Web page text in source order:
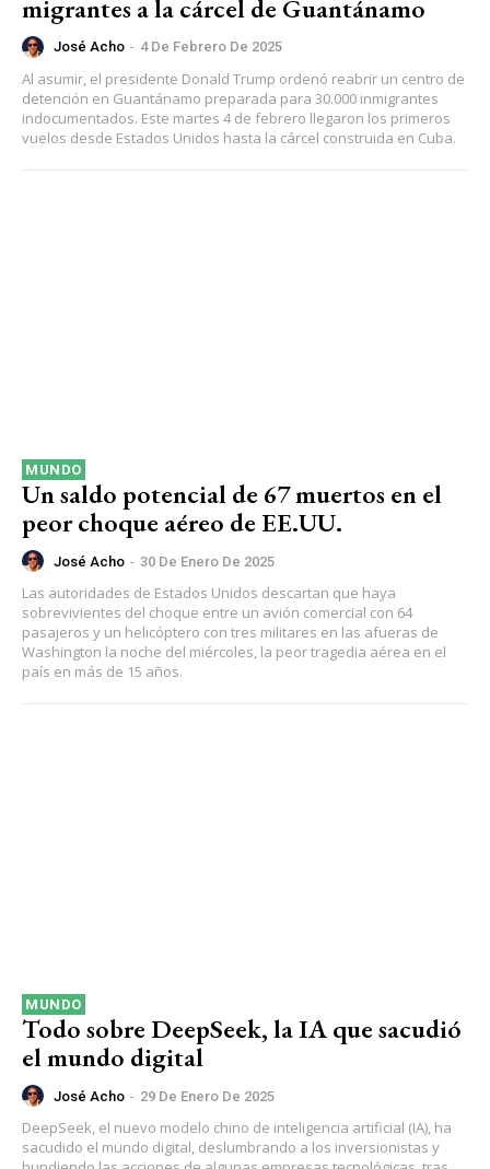
migrantes a la cárcel de Guantánamo
José Acho - 4 De Febrero De 2025
Al asumir, el presidente Donald Trump ordenó reabrir un centro de
detención en Guantánamo preparada para 30.000 inmigrantes
indocumentados. Este martes 4 de febrero llegaron los primeros
vuelos desde Estados Unidos hasta la cárcel construida en Cuba.
MUNDO
Un saldo potencial de 67 muertos en el
peor choque aéreo de EE.UU.
José Acho - 30 De Enero De 2025
Las autoridades de Estados Unidos descartan que haya
sobrevivientes del choque entre un avión comercial con 64
pasajeros y un helicóptero con tres militares en las afueras de
Washington la noche del miércoles, la peor tragedia aérea en el
país en más de 15 años.
MUNDO
Todo sobre DeepSeek, la IA que sacudió
el mundo digital
José Acho - 29 De Enero De 2025
DeepSeek, el nuevo modelo chino de inteligencia artificial (IA), ha
sacudido el mundo digital, deslumbrando a los inversionistas y